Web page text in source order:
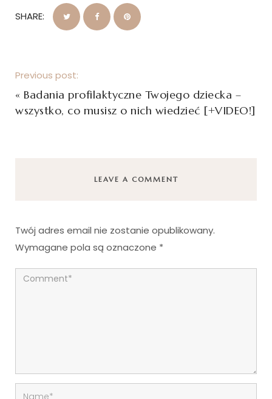
SHARE:
Previous post:
« Badania profilaktyczne Twojego dziecka –
wszystko, co musisz o nich wiedzieć [+VIDEO!]
LEAVE A COMMENT
Twój adres email nie zostanie opublikowany.
Wymagane pola są oznaczone *